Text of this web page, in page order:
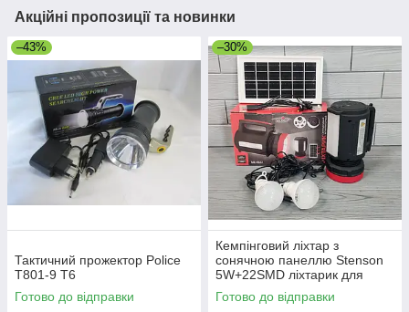
Акційні пропозиції та новинки
–43%
Тактичний прожектор Police
T801-9 Т6
Готово до відправки
–30%
Кемпінговий ліхтар з
сонячною панеллю Stenson
5W+22SMD ліхтарик для
кемпінгу світлодіодна
аварійна акумуляторна
Готово до відправки